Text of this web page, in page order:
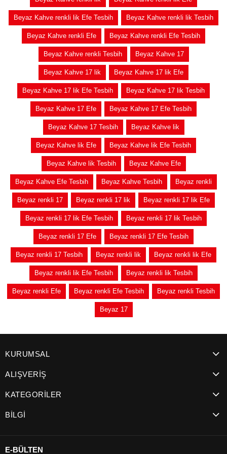
Beyaz Kahve renkli lik Efe Tesbih Beyaz Kahve renkli lik Tesbih
Beyaz Kahve renkli Efe Beyaz Kahve renkli Efe Tesbih
Beyaz Kahve renkli Tesbih Beyaz Kahve 17
Beyaz Kahve 17 lik Beyaz Kahve 17 lik Efe
Beyaz Kahve 17 lik Efe Tesbih Beyaz Kahve 17 lik Tesbih
Beyaz Kahve 17 Efe Beyaz Kahve 17 Efe Tesbih
Beyaz Kahve 17 Tesbih Beyaz Kahve lik
Beyaz Kahve lik Efe Beyaz Kahve lik Efe Tesbih
Beyaz Kahve lik Tesbih Beyaz Kahve Efe
Beyaz Kahve Efe Tesbih Beyaz Kahve Tesbih Beyaz renkli
Beyaz renkli 17 Beyaz renkli 17 lik Beyaz renkli 17 lik Efe
Beyaz renkli 17 lik Efe Tesbih Beyaz renkli 17 lik Tesbih
Beyaz renkli 17 Efe Beyaz renkli 17 Efe Tesbih
Beyaz renkli 17 Tesbih Beyaz renkli lik Beyaz renkli lik Efe
Beyaz renkli lik Efe Tesbih Beyaz renkli lik Tesbih
Beyaz renkli Efe Beyaz renkli Efe Tesbih Beyaz renkli Tesbih
Beyaz 17
KURUMSAL
ALIŞVERİŞ
KATEGORİLER
BİLGİ
E-BÜLTEN